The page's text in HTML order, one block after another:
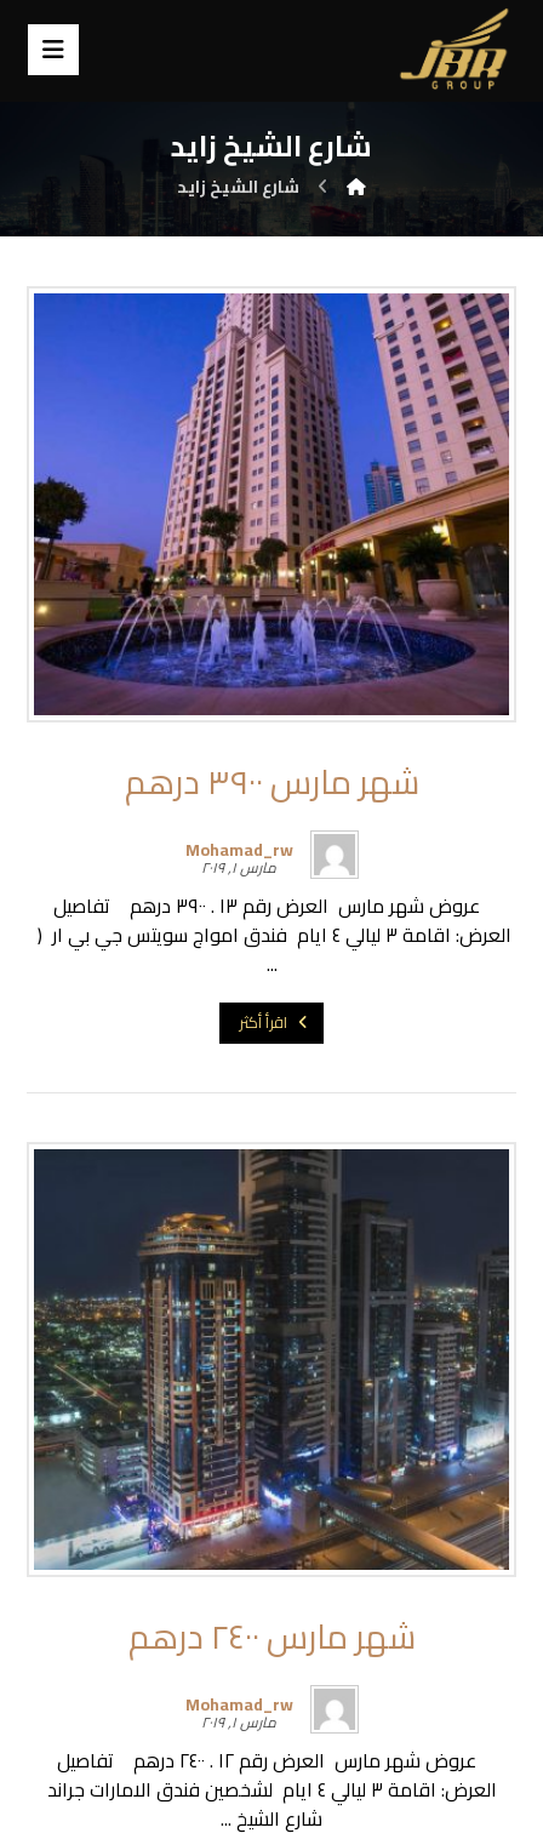
شارع الشيخ زايد
شارع الشيخ زايد
شهر مارس ٣٩٠٠ درهم
Mohamad_rw
مارس ١, ٢٠١٩
عروض شهر مارس العرض رقم ١٣ . ٣٩٠٠ درهم تفاصيل
العرض: اقامة ٣ ليالي ٤ ايام فندق امواج سويتس جي بي ار (
...
اقرأ أكثر
شهر مارس ٢٤٠٠ درهم
Mohamad_rw
مارس ١, ٢٠١٩
عروض شهر مارس العرض رقم ١٢ . ٢٤٠٠ درهم تفاصيل
العرض: اقامة ٣ ليالي ٤ ايام لشخصين فندق الامارات جراند
شارع الشيخ ...